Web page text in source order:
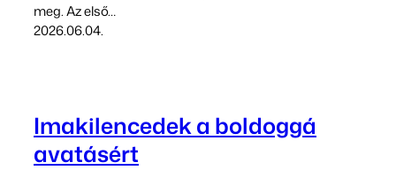
meg. Az első…
2026.06.04.
Imakilencedek a boldoggá
avatásért